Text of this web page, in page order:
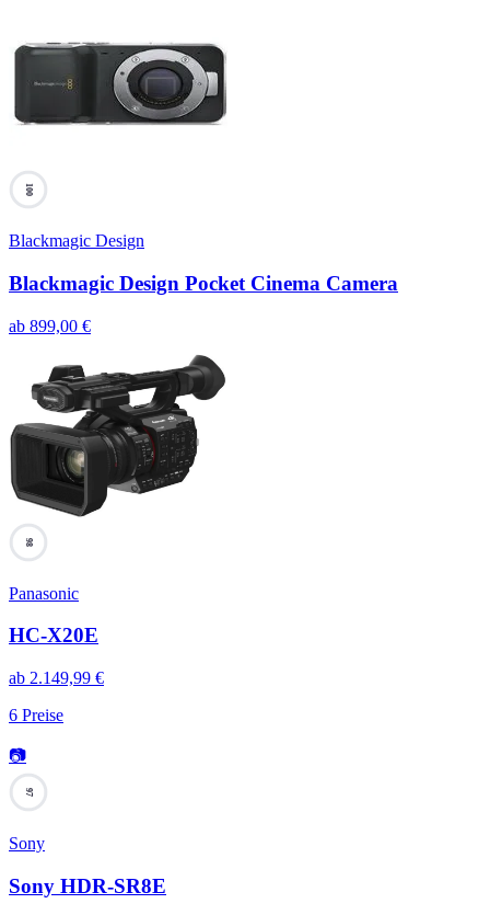
100
Blackmagic Design
Blackmagic Design Pocket Cinema Camera
ab 899,00 €
98
Panasonic
HC-X20E
ab 2.149,99 €
6 Preise
📷
97
Sony
Sony HDR-SR8E